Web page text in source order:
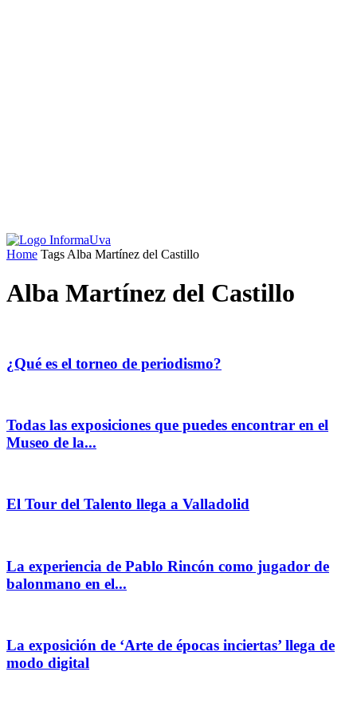
Home Tags Alba Martínez del Castillo
Alba Martínez del Castillo
¿Qué es el torneo de periodismo?
Todas las exposiciones que puedes encontrar en el
Museo de la...
El Tour del Talento llega a Valladolid
La experiencia de Pablo Rincón como jugador de
balonmano en el...
La exposición de ‘Arte de épocas inciertas’ llega de
modo digital